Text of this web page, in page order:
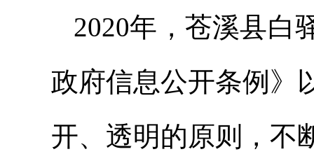
2020年，苍溪县白
政府信息公开条例》
开、透明的原则，不